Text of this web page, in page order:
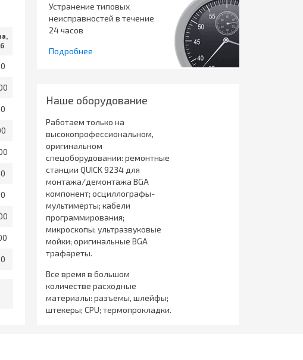
Устранение типовых
неисправностей в течение
24 часов
Подробнее
Наше оборудование
Работаем только на
высокопрофессиональном,
оригинальном
спецоборудовании: ремонтные
станции QUICK 9234 для
монтажа/демонтажа BGA
компонент; осциллографы-
мультимерты; кабели
программирования;
микроскопы; ультразвуковые
мойки; оригинальные BGA
трафареты.
Все время в большом
количестве расходные
материалы: разъемы, шлейфы;
штекеры; CPU; термопрокладки.